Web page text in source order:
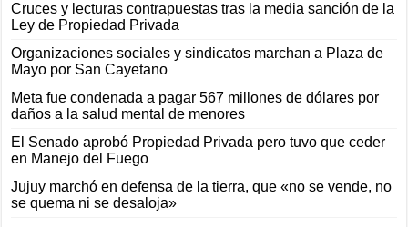
Cruces y lecturas contrapuestas tras la media sanción de la
Ley de Propiedad Privada
Organizaciones sociales y sindicatos marchan a Plaza de
Mayo por San Cayetano
Meta fue condenada a pagar 567 millones de dólares por
daños a la salud mental de menores
El Senado aprobó Propiedad Privada pero tuvo que ceder
en Manejo del Fuego
Jujuy marchó en defensa de la tierra, que «no se vende, no
se quema ni se desaloja»